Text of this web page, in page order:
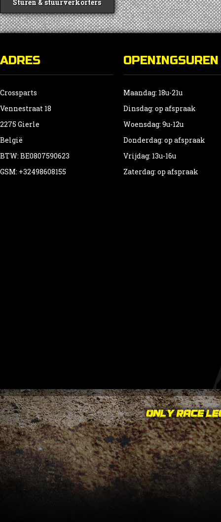
Sturen & stuurverkorters
ADRES
Crossparts
Vennestraat 18
2275 Gierle
België
BTW: BE0807590623
GSM: +32498608155
OPENINGSUREN
Maandag: 18u-21u
Dinsdag: op afspraak
Woensdag: 9u-12u
Donderdag: op afspraak
Vrijdag: 13u-16u
Zaterdag: op afspraak